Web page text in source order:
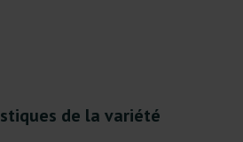
de la variété